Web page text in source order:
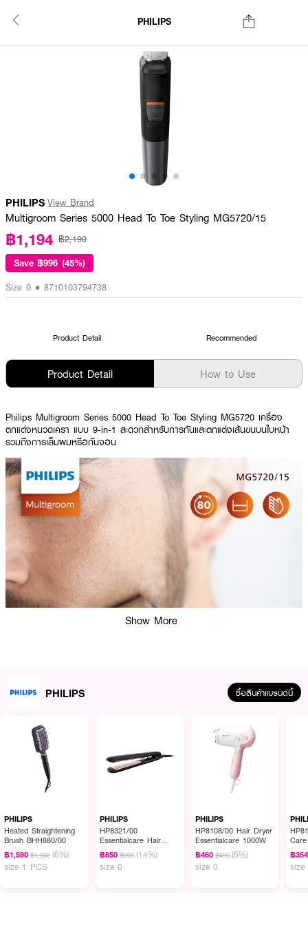
PHILIPS
PHILIPS View Brand
Multigroom Series 5000 Head To Toe Styling MG5720/15
฿1,194 ฿2,190
Save ฿996 (45%)
Size 0 • 8710103794738
Product Detail Recommended
Product Detail How to Use
Philips Multigroom Series 5000 Head To Toe Styling MG5720 เครื่อง
ตกแต่งหนวดเครา แบบ 9-in-1 สะดวกสำหรับการกันและตกแต่งเส้นขนบนใบหน้า
รวมถึงการเล็มผมหรือกันจอน
ผลลัพธ์ที่ได้ :
สร้างลุคเท่ๆ ในแบบของคุณด้วย Philips Multigroom Series 5000 Head To
เครื่องมือคุณภาพ 9 ชิ้น สำหรับตกแต่งใบหน้าและเส้นผม ใบมีดเทคโนโลยี
DualCut แม่นยำ และด้ามจับหุ้มยางกันลื่น ช่วยเพิ่มความสะดวกในการถือและ
ควบคุม
● เครื่องตกแต่งหนวดเคราอเนกประสงค์แบบ 9-in-1
Show More
PHILIPS ซื้อสินค้าแบรนด์นี้
PHILIPS
Heated Straightening
Brush BHH880/00
฿1,590 ฿1,690 (6%)
size 1 PCS
PHILIPS
HP8321/00
Essentialcare Hair
Styler
฿850 ฿990 (14%)
size 0
PHILIPS
HP8108/00 Hair Dryer
Essentialcare 1000W
฿460 ฿490 (6%)
size 0
฿354
size